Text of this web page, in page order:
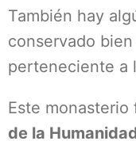
También hay
conservado
perteneciente a
Este monasterio
de la